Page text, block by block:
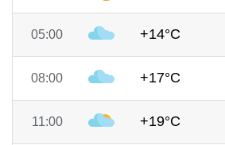
05:00 +14°C
08:00 +17°C
11:00 +19°C